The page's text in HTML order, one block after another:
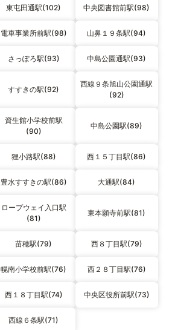
東屯田通駅(102) 中央図書館前駅(98)
電車事業所前駅(98) 山鼻１９条駅(94)
さっぽろ駅(93) 中島公園通駅(93)
すすきの駅(92)
西線９条旭山公園通駅
(92)
資生館小学校前駅
(90)
中島公園駅(89)
狸小路駅(88) 西１５丁目駅(86)
豊水すすきの駅(86) 大通駅(84)
ロープウェイ入口駅
(81)
東本願寺前駅(81)
苗穂駅(79) 西８丁目駅(79)
幌南小学校前駅(76) 西２８丁目駅(76)
西１８丁目駅(74) 中央区役所前駅(73)
西線６条駅(71)